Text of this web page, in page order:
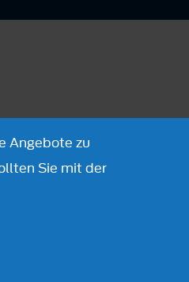
Angebote zu
Sie mit der